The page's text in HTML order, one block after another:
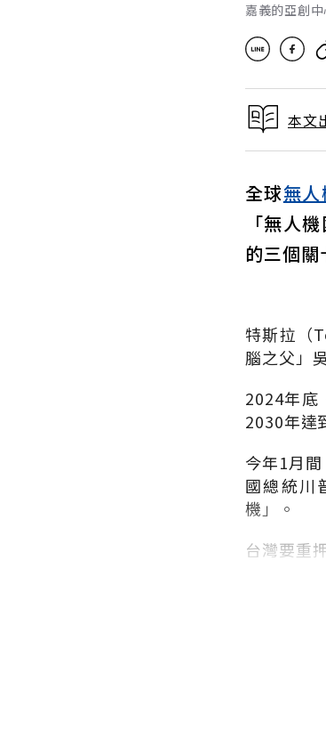
嘉義的亞創
本文
全球無人
「無人
的三個關
特斯拉（
腦之父」
2024年底
2030年達
今年1月
國總統川
機」。
台灣要重